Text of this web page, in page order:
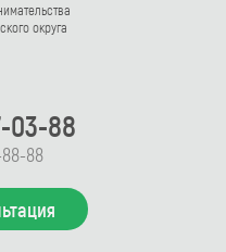
округа
03-88
88